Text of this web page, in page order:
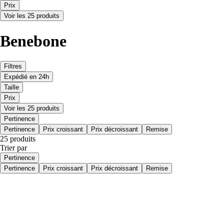
Prix
Voir les 25 produits
Benebone
Filtres
Expédié en 24h
Taille
Prix
Voir les 25 produits
Pertinence
Pertinence
Prix croissant Prix décroissant Remise
25 produits
Trier par
Pertinence
Pertinence
Prix croissant Prix décroissant Remise